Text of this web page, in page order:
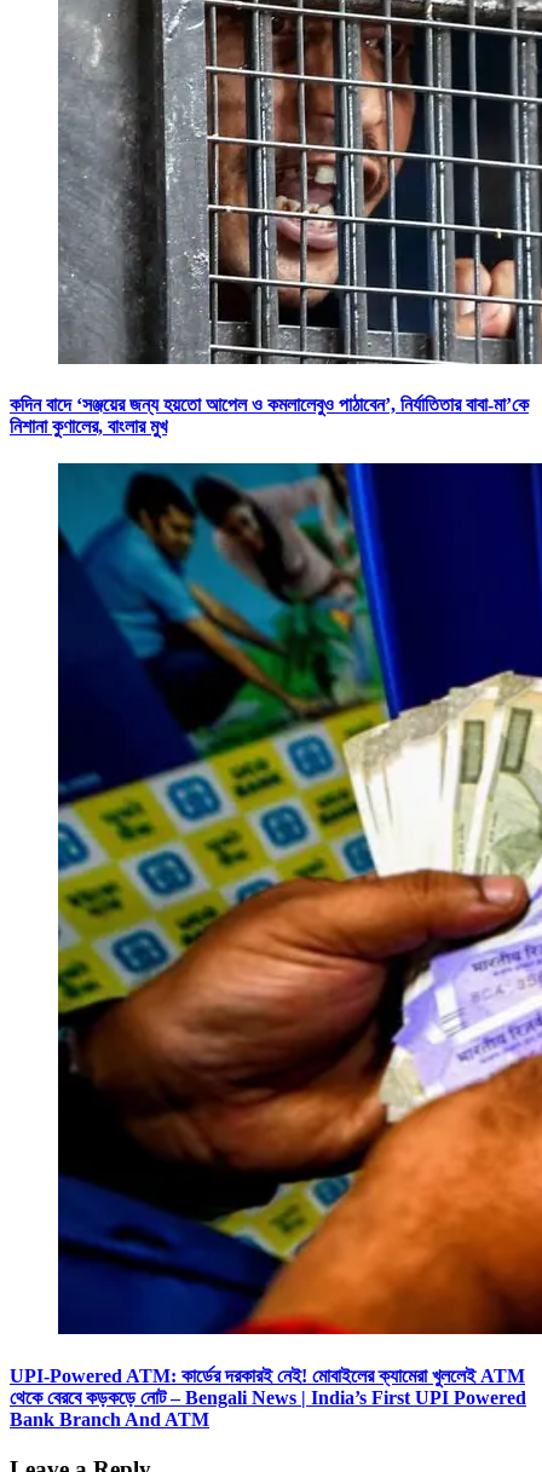
কদিন বাদে ‘সঞ্জয়ের জন্য হয়তো আপেল ও কমলালেবুও পাঠাবেন’, নির্যাতিতার বাবা-মা’কে
নিশানা কুণালের, বাংলার মুখ
UPI-Powered ATM: কার্ডের দরকারই নেই! মোবাইলের ক্যামেরা খুললেই ATM
থেকে বেরবে কড়কড়ে নোট – Bengali News | India’s First UPI Powered
Bank Branch And ATM